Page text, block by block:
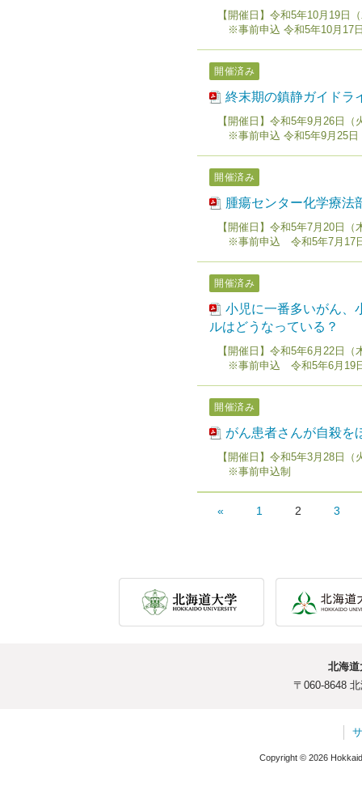
【開催日】令和5年10月19日
※事前申込 令和5年10月17
開催済み
終末期の鎮静ガイド
【開催日】令和5年9月26日
※事前申込 令和5年9月25日
開催済み
腫瘍センター化学療法
【開催日】令和5年7月20日
※事前申込 令和5年7月17
開催済み
小児に一番多いがん、
ルはどうなっている？
【開催日】令和5年6月22日
※事前申込 令和5年6月19
開催済み
がん患者さんが自殺を
【開催日】令和5年3月28日
※事前申込制
« 1 2 3
北海
〒060-8648
Copyright © 2026